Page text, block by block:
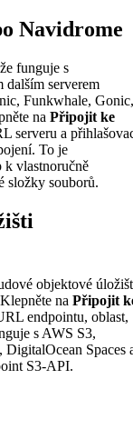
Navidrome
funguje s
dalším serverem
Funkwhale, Gonic,
na Připojit ke
serveru a
To je
k vlastnoručně
složky souborů.
objektové
na Připojit
endpointu, oblast,
s AWS S3,
Spaces
S3-API.